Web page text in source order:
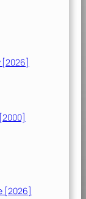
[2026]
[2026]